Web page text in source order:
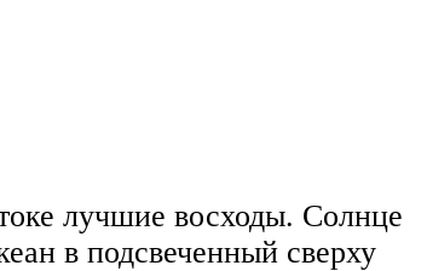
лучшие восходы. Солнце
в подсвеченный сверху